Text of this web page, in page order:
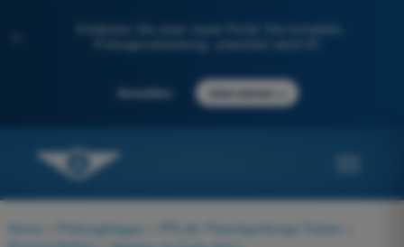
Entdecken Sie unser neues Portal: Ihre komplette
Prüfungsvorbereitung, unterstützt durch KI.
Anmelden Jetzt starten
Home Prüfungsfragen PPL(A) Theorieprüfungs-Trainer